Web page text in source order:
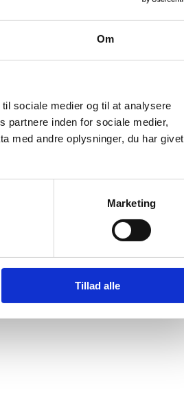
Om
sociale medier og til at analysere
partnere inden for sociale medier,
med andre oplysninger, du har givet
Marketing
Tillad alle